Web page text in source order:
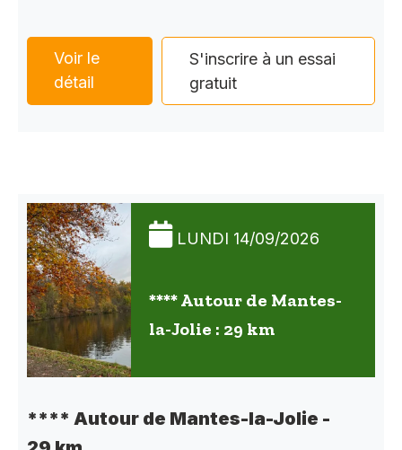
Voir le
détail
S'inscrire à un essai
gratuit
LUNDI 14/09/2026
**** Autour de Mantes-
la-Jolie : 29 km
**** Autour de Mantes-la-Jolie -